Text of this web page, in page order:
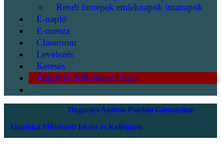
Rendi ünnepek emléknapok imanapok
E-napló
E-menza
Classroom
Levelezés
Keresés
Alapfokú Művészeti Iskola
.
Dugonics András Piarista Gimnázium
Alapfokú Művészeti Iskola és Kollégium